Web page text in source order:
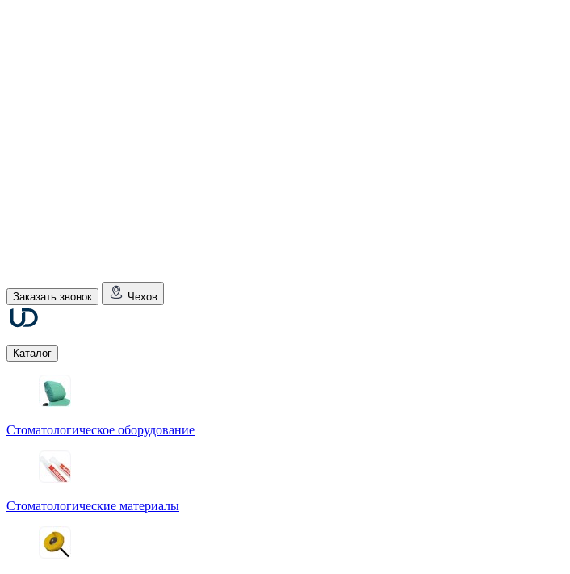
Заказать звонок Чехов
Каталог
Стоматологическое оборудование
Стоматологические материалы